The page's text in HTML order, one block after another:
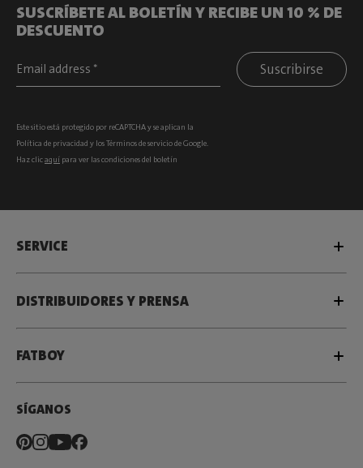
SUSCRÍBETE AL BOLETÍN Y RECIBE UN 10 % DE
DESCUENTO
Suscribirse
Este sitio está protegido por reCAPTCHA y se aplican la
Política de privacidad y losTérminos de serviciode Google.
Haz clicaquí para ver las condiciones del boletín
SERVICE
DISTRIBUIDORES Y PRENSA
FATBOY
SÍGANOS